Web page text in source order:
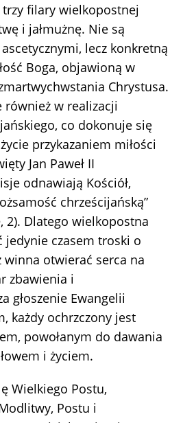
filary wielkopostnej
i jałmużnę. Nie są
lecz konkretną
Boga, objawioną w
Chrystusa.
również w realizacji
co dokonuje się
przykazaniem miłości
Jan Paweł II
odnawiają Kościół,
chrześcijańską”
, 2). Dlatego wielkopostna
jedynie czasem troski o
winna otwierać serca na
zbawienia i
głoszenie Ewangelii
każdy ochrzczony jest
powołanym do dawania
i życiem.
Wielkiego Postu,
Postu i